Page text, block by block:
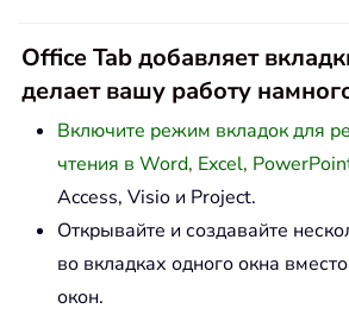
Office Tab добавляет
делает вашу работу
Включите режим вкладок для
чтения в Word, Excel,
Access, Visio и Project.
Открывайте и создавайте
во вкладках одного окна
окон.